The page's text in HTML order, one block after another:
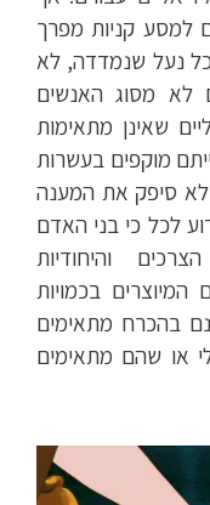
למסע קניות מפרך
נעל שנמדדה, לא
לא מסוג האנשים
שאינן מתאימות
מוקפים בעשרות
סיפק את המענה
לכל כי בני האדם
והיחודיות
המיוצרים בכמויות
בהכרח מתאימים
או שהם מתאימים